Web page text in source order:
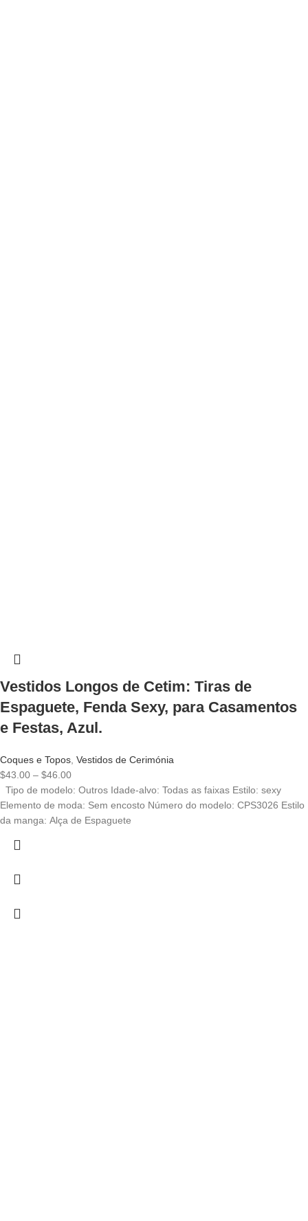
Vestidos Longos de Cetim: Tiras de
Espaguete, Fenda Sexy, para Casamentos
e Festas, Azul.
Coques e Topos, Vestidos de Cerimónia
$43.00 – $46.00
Tipo de modelo: Outros Idade-alvo: Todas as faixas Estilo: sexy
Elemento de moda: Sem encosto Número do modelo: CPS3026 Estilo
da manga: Alça de Espaguete